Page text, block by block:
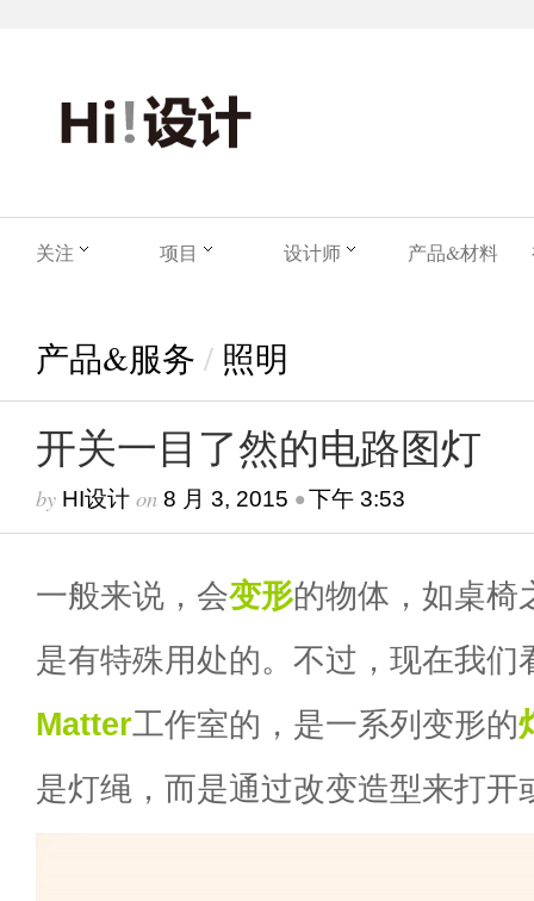
关注 项目 设计师 产品&材料
产品&服务 / 照明
开关一目了然的电路图灯
by HI设计 on 8 月 3, 2015 •下午 3:53
一般来说，会变形的物体，如桌椅
是有特殊用处的。不过，现在我们
Matter工作室的，是一系列变形的
是灯绳，而是通过改变造型来打开